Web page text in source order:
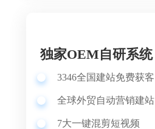
独家OEM自研系统
3346全国建站免费获客
全球外贸自动营销建站
7大一键混剪短视频